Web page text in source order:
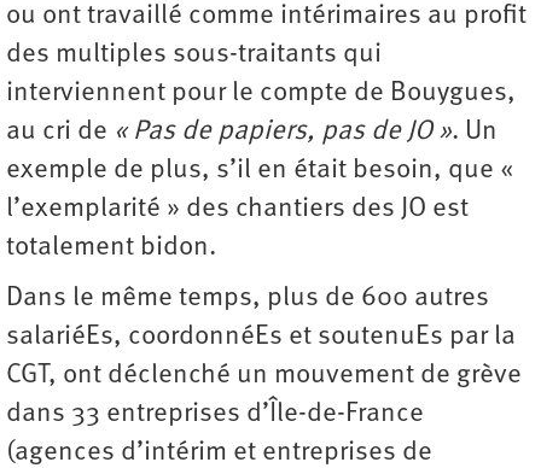
ou ont travaillé comme intérimaires au profit
des multiples sous-traitants qui
interviennent pour le compte de Bouygues,
au cri de « Pas de papiers, pas de JO ». Un
exemple de plus, s’il en était besoin, que «
l’exemplarité » des chantiers des JO est
totalement bidon.
Dans le même temps, plus de 600 autres
salariéEs, coordonnéEs et soutenuEs par la
CGT, ont déclenché un mouvement de grève
dans 33 entreprises d’Île-de-France
(agences d’intérim et entreprises de